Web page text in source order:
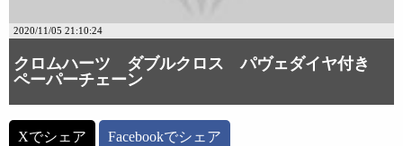
2020/11/05 21:10:24
クロムハーツ ダブルクロス パヴェダイヤ付き
ペーパーチェーン
Xでシェア Facebookでシェア